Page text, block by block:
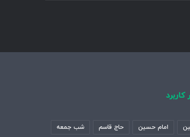
امام حسین حاج قاسم شب جمعه